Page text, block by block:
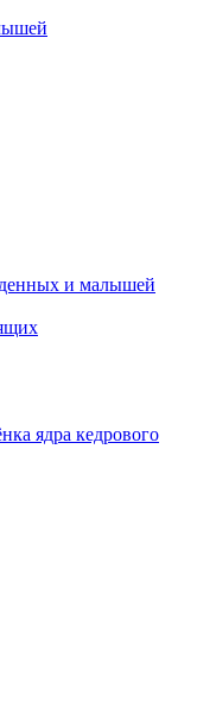
и малышей
ядра кедрового